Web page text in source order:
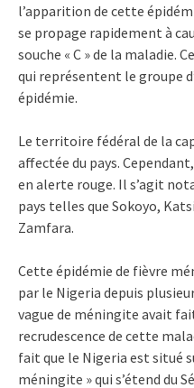
l’apparition de cette
se propage rapidement à
souche « C » de la maladie.
qui représentent le groupe
épidémie.
Le territoire fédéral de la
affectée du pays.
en alerte rouge. Il s’agit
pays telles que Sokoyo,
Zamfara.
Cette épidémie de fièvre
par le Nigeria depuis
vague de méningite avait
recrudescence de cette
fait que le Nigeria est situé
méningite » qui s’étend du